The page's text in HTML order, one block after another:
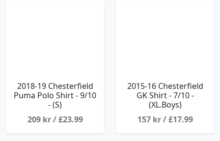
2018-19 Chesterfield
Puma Polo Shirt - 9/10
- (S)
209 kr / £23.99
2015-16 Chesterfield
GK Shirt - 7/10 -
(XL.Boys)
157 kr / £17.99